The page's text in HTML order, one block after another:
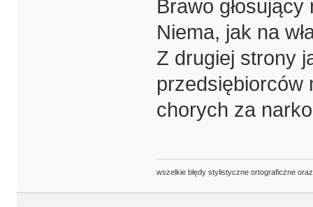
Brawo
Niema, jak na
Z drugiej strony
przedsiębiorców
chorych za
wszelkie błędy stylistyczne ortograficzne